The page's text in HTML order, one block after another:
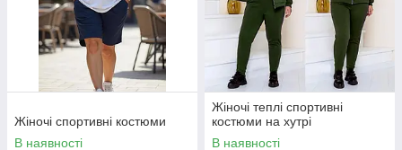
Жіночі спортивні костюми
В наявності
Жіночі теплі спортивні
костюми на хутрі
В наявності